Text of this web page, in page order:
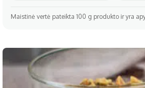
Maistinė vertė pateikta 100 g produkto ir yra